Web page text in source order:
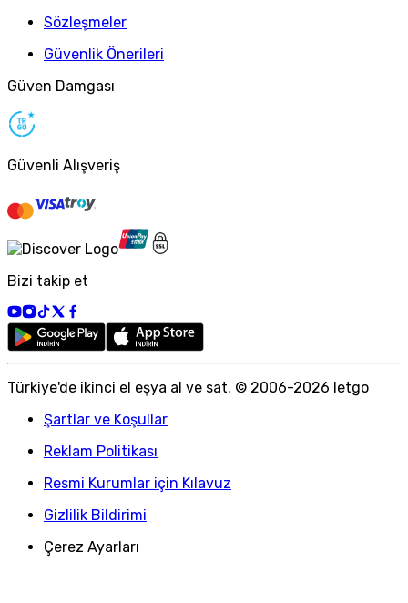
Sözleşmeler
Güvenlik Önerileri
Güven Damgası
Güvenli Alışveriş
Bizi takip et
Türkiye'de ikinci el eşya al ve sat. © 2006-2026 letgo
Şartlar ve Koşullar
Reklam Politikası
Resmi Kurumlar için Kılavuz
Gizlilik Bildirimi
Çerez Ayarları